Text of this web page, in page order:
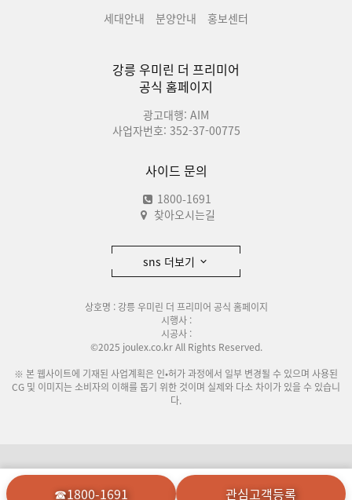
세대안내
분양안내 홍보센터
강릉 우미린 더 프리미어
공식 홈페이지
광고대행: AIM
사업자번호: 352-37-00775
사이드 문의
1800-1691
찾아오시는길
sns 더보기
상호명 : 강릉 우미린 더 프리미어 공식 홈페이지
시행사 :
시공사 :
©2025 joulex.co.kr All Rights Reserved.
※ 본 웹사이트에 기재된 사업계획은 인•허가 과정에서 일부 변경될 수 있으며 사용된
CG 및 이미지는 소비자의 이해를 돕기 위한 것이며 실제와 다소 차이가 있을 수 있습니
다.
이용안내 개인정보처리방침
☎1800-1691 관심고객등록